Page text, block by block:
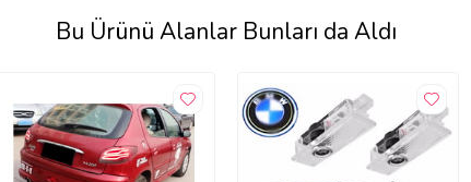
Bu Ürünü Alanlar Bunları da Aldı